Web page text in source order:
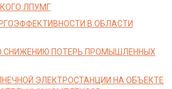
ЛПУМГ
В ОБЛАСТИ
СНИЖЕНИЮ ПОТЕРЬ ПРОМЫШЛЕННЫХ
ЭЛЕКТРОСТАНЦИИ НА ОБЪЕКТЕ